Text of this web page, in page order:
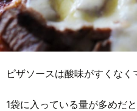
ピザソースは酸味がすくなく
1袋に入っている量が多めだ